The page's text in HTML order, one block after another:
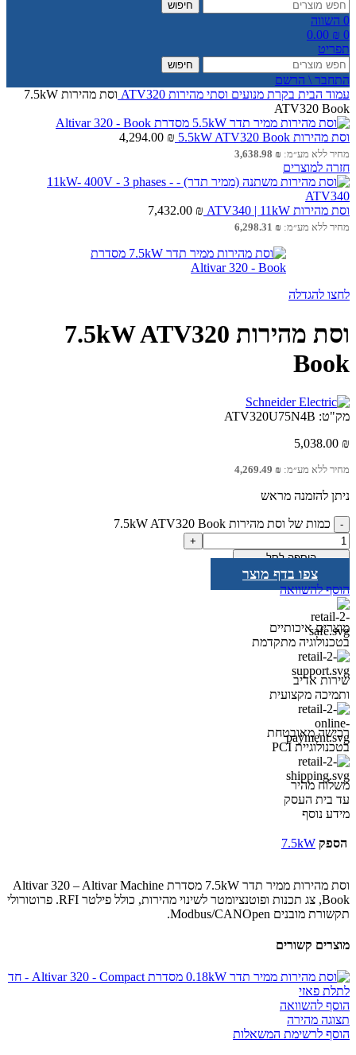
חיפוש
0 השווה
0
0.00 ₪
תפריט
חיפוש
התחבר \ הרשם
עמוד הבית בקרת מנועים וסתי מהירות ATV320
וסת מהירות 7.5kW
ATV320 Book
וסת מהירות 5.5kW ATV320 Book 4,294.00 ₪
מחיר ללא מע״מ: 3,638.98 ₪
חזרה למוצרים
וסת מהירות ATV340 | 11kW 7,432.00 ₪
מחיר ללא מע״מ: 6,298.31 ₪
לחצו להגדלה
וסת מהירות 7.5kW ATV320
Book
מק"ט: ATV320U75N4B
5,038.00 ₪
מחיר ללא מע״מ: 4,269.49 ₪
ניתן להזמנה מראש
כמות של וסת מהירות 7.5kW ATV320 Book
הוספה לסל
צפו בדף מוצר
הוסף להשוואה
מוצרים איכותיים
בטכנולוגיה מתקדמת
שירות אדיב
ותמיכה מקצועית
רכישה מאובטחת
בטכנולוגיית PCI
משלוח מהיר
עד בית העסק
מידע נוסף
הספק 7.5kW
וסת מהירות ממיר תדר 7.5kW מסדרת Altivar 320 – Altivar Machine
Book, צג תכנות ופוטנציומטר לשינוי מהירות, כולל פילטר RFI. פרוטורולי
תקשורת מובנים Modbus/CANOpen.
מוצרים קשורים
הוסף להשוואה
תצוגה מהירה
הוסף לרשימת המשאלות